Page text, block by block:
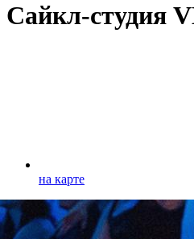
Сайкл-студия
на карте